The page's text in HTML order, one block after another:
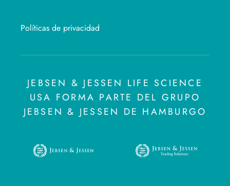
Políticas de privacidad
JEBSEN & JESSEN LIFE SCIENCE
USA FORMA PARTE DEL GRUPO
JEBSEN & JESSEN DE HAMBURGO